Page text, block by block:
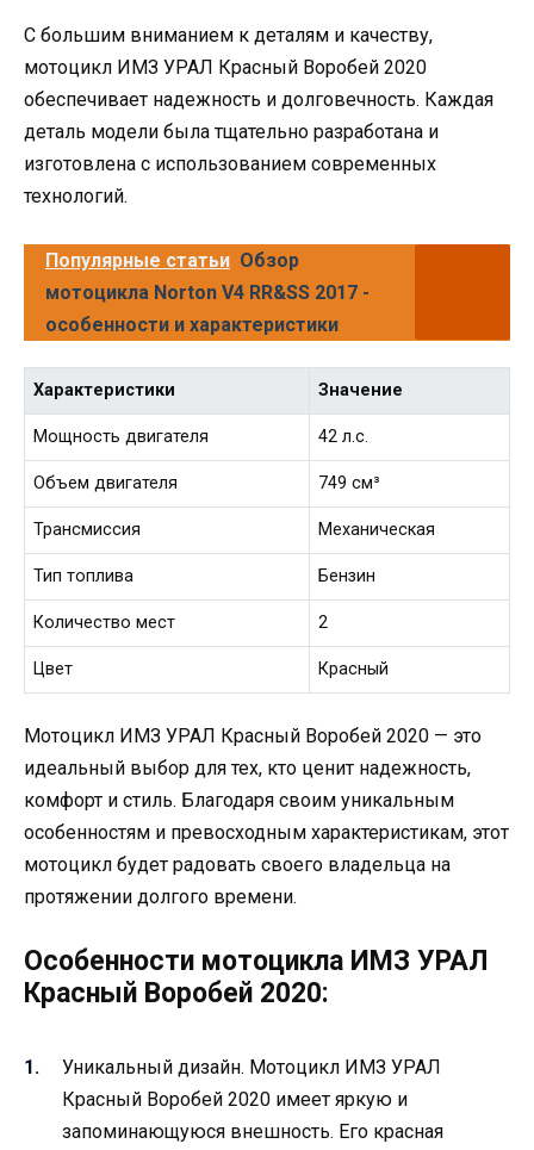
С большим вниманием к деталям и качеству,
мотоцикл ИМЗ УРАЛ Красный Воробей 2020
обеспечивает надежность и долговечность. Каждая
деталь модели была тщательно разработана и
изготовлена с использованием современных
технологий.
Популярные статьи Обзор
мотоцикла Norton V4 RR&SS 2017 -
особенности и характеристики
Характеристики Значение
Мощность двигателя 42 л.с.
Объем двигателя 749 см³
Трансмиссия Механическая
Тип топлива Бензин
Количество мест 2
Цвет Красный
Мотоцикл ИМЗ УРАЛ Красный Воробей 2020 — это
идеальный выбор для тех, кто ценит надежность,
комфорт и стиль. Благодаря своим уникальным
особенностям и превосходным характеристикам, этот
мотоцикл будет радовать своего владельца на
протяжении долгого времени.
Особенности мотоцикла ИМЗ УРАЛ
Красный Воробей 2020:
Уникальный дизайн. Мотоцикл ИМЗ УРАЛ
Красный Воробей 2020 имеет яркую и
запоминающуюся внешность. Его красная